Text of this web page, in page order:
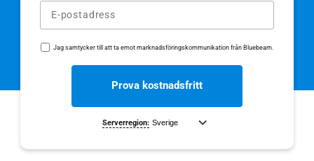
Jag samtycker till att ta emot marknadsföringskommunikation från Bluebeam.
Prova kostnadsfritt
Serverregion: